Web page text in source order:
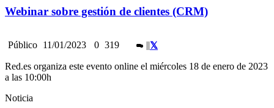
Webinar sobre gestión de clientes (CRM)
Público 11/01/2023 0 319 ||
Red.es organiza este evento online el miércoles 18 de enero de 2023
a las 10:00h
Noticia